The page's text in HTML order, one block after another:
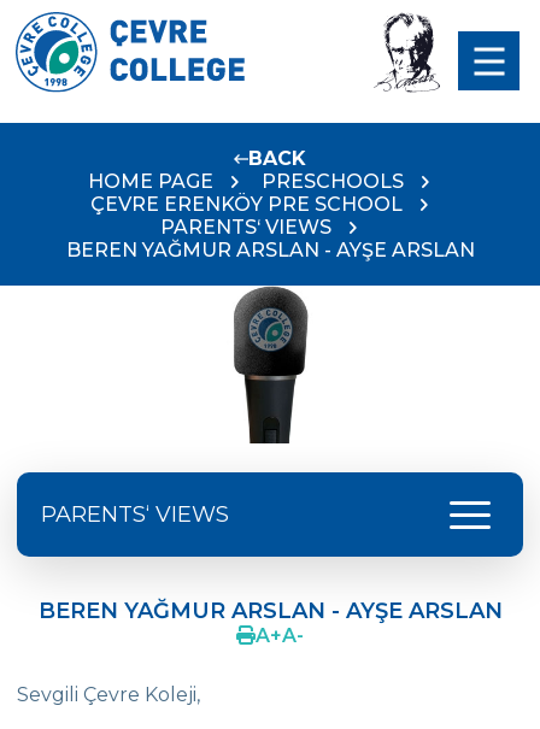
BACK
HOME PAGE
PRESCHOOLS
ÇEVRE ERENKÖY PRE SCHOOL
PARENTS‘ VIEWS
BEREN YAĞMUR ARSLAN - AYŞE ARSLAN
PARENTS‘ VIEWS menu
İpek ÇALOĞLU
BEREN YAĞMUR ARSLAN - AYŞE ARSLAN
A+A-
Sevgili Çevre Koleji,